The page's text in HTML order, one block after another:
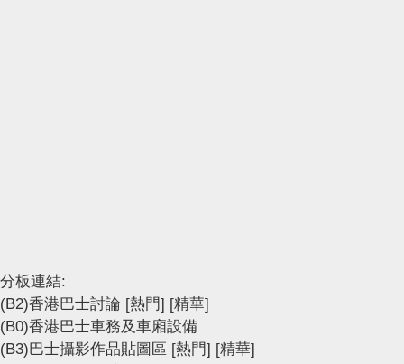
分板連結:
(B2)香港巴士討論 [熱門] [精華]
(B0)香港巴士車務及車廂設備
(B3)巴士攝影作品貼圖區 [熱門] [精華]